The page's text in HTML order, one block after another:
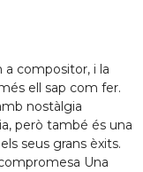
a compositor, i la
ell sap com fer.
nostàlgia
però també és una
seus grans èxits.
Una